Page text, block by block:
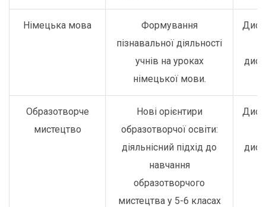
Німецька мова
Формування
пізнавальної діяльності
учнів на уроках
німецької мови.
Образотворче
мистецтво
Нові орієнтири
образотворчої освіти:
діяльнісний підхід до
навчання
образотворчого
мистецтва у 5-6 класах